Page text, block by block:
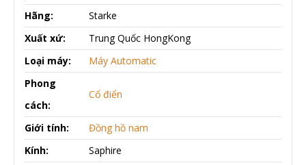
Hãng:
Starke
Xuất xứ:
Trung Quốc HongKong
Loại máy:
Máy Automatic
Phong
cách:
Cổ điển
Giới tính:
Đồng hồ nam
Kính:
Saphire